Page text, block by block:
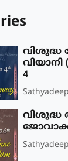
വിയാനി
4